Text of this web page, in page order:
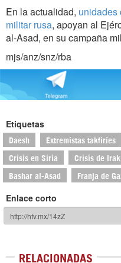
En la actualidad, unidades
militar rusa, apoyan al
al-Asad, en su campaña
mjs/anz/snz/rba
Etiquetas
Daesh Extremistas takfiríes
Crisis en Siria Crisis de Irak
Bashar al-Asad Franja de
Enlace corto
RELACIONADAS